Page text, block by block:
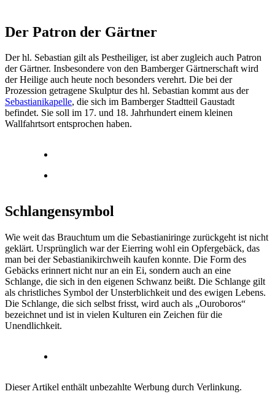
Der Patron der Gärtner
Der hl. Sebastian gilt als Pestheiliger, ist aber zugleich auch Patron
der Gärtner. Insbesondere von den Bamberger Gärtnerschaft wird
der Heilige auch heute noch besonders verehrt. Die bei der
Prozession getragene Skulptur des hl. Sebastian kommt aus der
Sebastianikapelle, die sich im Bamberger Stadtteil Gaustadt
befindet. Sie soll im 17. und 18. Jahrhundert einem kleinen
Wallfahrtsort entsprochen haben.
Schlangensymbol
Wie weit das Brauchtum um die Sebastianiringe zurückgeht ist nicht
geklärt. Ursprünglich war der Eierring wohl ein Opfergebäck, das
man bei der Sebastianikirchweih kaufen konnte. Die Form des
Gebäcks erinnert nicht nur an ein Ei, sondern auch an eine
Schlange, die sich in den eigenen Schwanz beißt. Die Schlange gilt
als christliches Symbol der Unsterblichkeit und des ewigen Lebens.
Die Schlange, die sich selbst frisst, wird auch als „Ouroboros“
bezeichnet und ist in vielen Kulturen ein Zeichen für die
Unendlichkeit.
Dieser Artikel enthält unbezahlte Werbung durch Verlinkung.